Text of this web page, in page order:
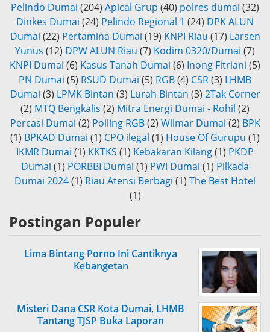
Pelindo Dumai (204) Apical Grup (40) polres dumai (32)
Dinkes Dumai (24) Pelindo Regional 1 (24) DPK ALUN
Dumai (22) Pertamina Dumai (19) KNPI Riau (17) Larsen
Yunus (12) DPW ALUN Riau (7) Kodim 0320/Dumai (7)
KNPI Dumai (6) Kasus Tanah Dumai (6) Inong Fitriani (5)
PN Dumai (5) RSUD Dumai (5) RGB(4) CSR(3) LHMB
Dumai (3) LPMK Bintan (3) Lurah Bintan (3) 2Tak Corner
(2) MTQ Bengkalis (2) Mitra Energi Dumai - Rohil (2)
Percasi Dumai (2) Polling RGB (2) Wilmar Dumai (2) BPK
(1) BPKAD Dumai (1) CPO ilegal (1) House Of Gurupu (1)
IKMR Dumai (1) KKTKS (1) Kebakaran Kilang(1) PKDP
Dumai (1) PORBBI Dumai (1) PWI Dumai (1) Pilkada
Dumai 2024(1) Riau Atensi Berbagi (1) The Best Hotel
(1)
Postingan Populer
Lima Bintang Porno Ini Cantiknya
Kebangetan
Misteri Dana CSR Kota Dumai, LHMB
Tantang TJSP Buka Laporan